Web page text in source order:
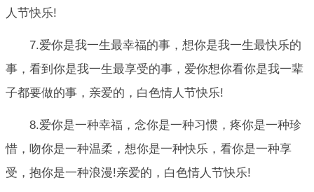
人节快乐!
7.爱你是我一生最幸福的事，想你是我一生最快乐的
事，看到你是我一生最享受的事，爱你想你看你是我一辈
子都要做的事，亲爱的，白色情人节快乐!
8.爱你是一种幸福，念你是一种习惯，疼你是一种珍
惜，吻你是一种温柔，想你是一种快乐，看你是一种享
受，抱你是一种浪漫!亲爱的，白色情人节快乐!